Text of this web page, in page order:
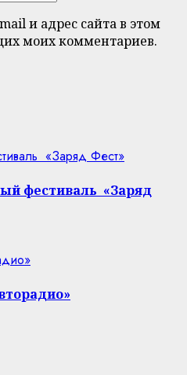
и адрес сайта в этом
моих комментариев.
«Заряд Фест»
фестиваль «Заряд